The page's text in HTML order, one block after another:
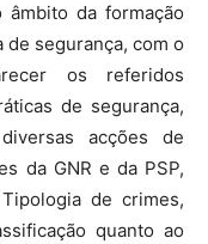
âmbito da formação
de segurança, com o
os referidos
de segurança,
acções de
da GNR e da PSP,
de crimes,
quanto ao